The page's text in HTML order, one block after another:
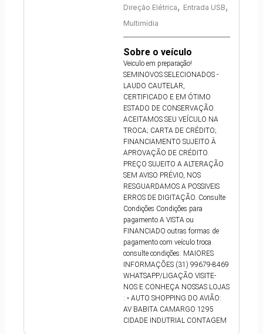
Direção Elétrica, Entrada USB,
Multimídia
Sobre o veículo
Veiculo em preparação!
SEMINOVOS SELECIONADOS -
LAUDO CAUTELAR,
CERTIFICADO E EM ÓTIMO
ESTADO DE CONSERVAÇÃO.
ACEITAMOS SEU VEÍCULO NA
TROCA; CARTA DE CRÉDITO;
FINANCIAMENTO SUJEITO À
APROVAÇÃO DE CRÉDITO.
PREÇO SUJEITO A ALTERAÇÃO
SEM AVISO PRÉVIO, NOS
RESGUARDAMOS A POSSIVEIS
ERROS DE DIGITAÇÃO. Consulte
Condições Condições para
pagamento A VISTA ou
FINANCIADO outras formas de
pagamento com veículo troca
consulte condições. MAIORES
INFORMAÇÕES (31) 99679-8469
WHATSAPP/LIGAÇÃO VISITE-
NOS E CONHEÇA NOSSAS LOJAS
: • AUTO SHOPPING DO AVIÃO:
AV BABITA CAMARGO 1295
CIDADE INDUTRIAL CONTAGEM